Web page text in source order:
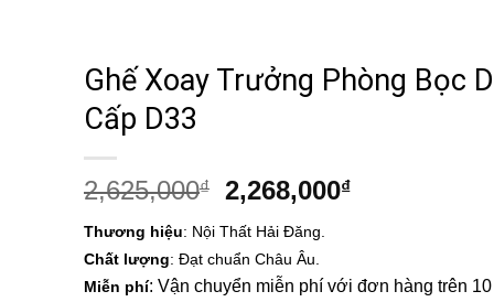
Ghế Xoay Trưởng Phòng Bọc
Cấp D33
2,625,000₫
Giá
là:
2,625,000₫.
2,268,000₫Giá
2,268,000₫.
Thương hiệu: Nội Thất Hải Đăng.
Chất lượng: Đạt chuẩn Châu Âu.
Miễn phí: Vận chuyển miễn phí với đơn hàng trên 10